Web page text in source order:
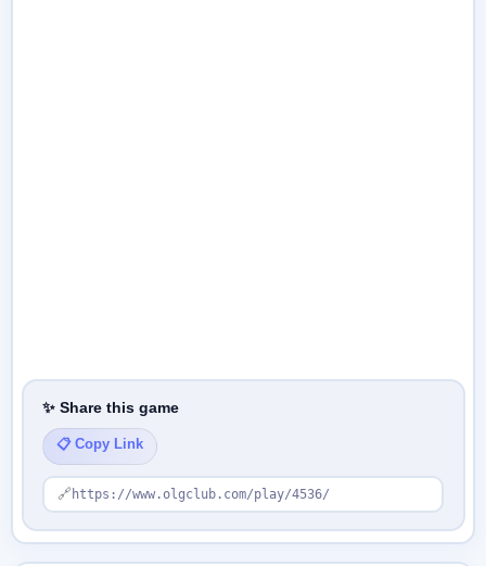
✨ Share this game
📋 Copy Link
🔗 https://www.olgclub.com/play/4536/